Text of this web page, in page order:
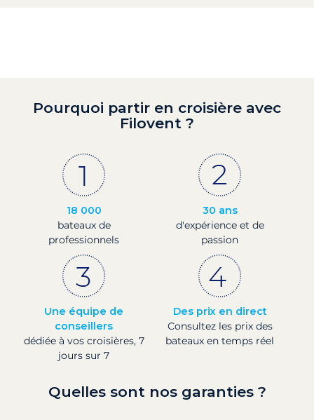
Pourquoi partir en croisière avec
Filovent ?
18 000
bateaux de
professionnels
30 ans
d'expérience et de
passion
Une équipe de
conseillers
dédiée à vos croisières, 7
jours sur 7
Des prix en direct
Consultez les prix des
bateaux en temps réel
Quelles sont nos garanties ?